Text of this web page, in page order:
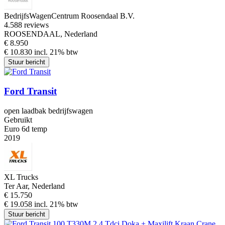
BedrijfsWagenCentrum Roosendaal B.V.
4.588 reviews
ROOSENDAAL, Nederland
€ 8.950
€ 10.830 incl. 21% btw
Stuur bericht
Ford Transit
open laadbak bedrijfswagen
Gebruikt
Euro 6d temp
2019
XL Trucks
Ter Aar, Nederland
€ 15.750
€ 19.058 incl. 21% btw
Stuur bericht